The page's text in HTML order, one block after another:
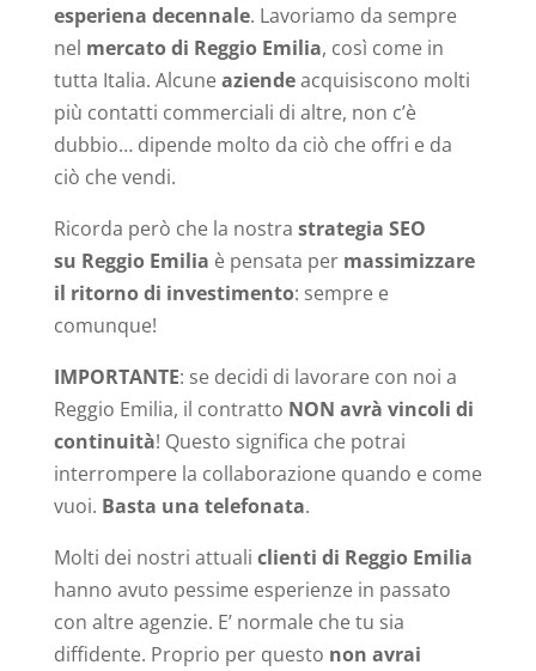
esperiena decennale. Lavoriamo da sempre
nel mercato di Reggio Emilia, così come in
tutta Italia. Alcuneaziendeacquisiscono molti
più contatti commerciali di altre, non c’è
dubbio… dipende molto da ciò che offri e da
ciò che vendi.
Ricorda però che la nostra strategia SEO
su Reggio Emilia è pensata per massimizzare
il ritorno di investimento: sempre e
comunque!
IMPORTANTE: se decidi di lavorare con noi a
Reggio Emilia, il contratto NON avrà vincoli di
continuità! Questo significa che potrai
interrompere la collaborazione quando e come
vuoi. Basta una telefonata.
Molti dei nostri attuali clienti di Reggio Emilia
hanno avuto pessime esperienze in passato
con altre agenzie. E’ normale che tu sia
diffidente. Proprio per questo non avrai